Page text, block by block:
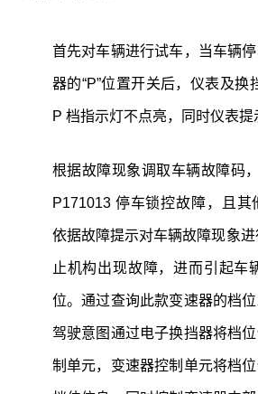
首先对车辆进行试车，当车辆
器的“P”位置开关后，仪表及换
P 档指示灯不点亮，同时仪表提
根据故障现象调取车辆故障码
P171013 停车锁控故障，且其
依据故障提示对车辆故障现象
止机构出现故障，进而引起车
位。通过查询此款变速器的档
驾驶意图通过电子换挡器将档
制单元，变速器控制单元将档